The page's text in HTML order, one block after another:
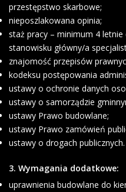
przestępstwo skarbowe;
nieposzlakowana opinia;
staż pracy – minimum 4
stanowisku główny/a
znajomość przepisów
kodeksu postępowania
ustawy o ochronie danych
ustawy o samorządzie
ustawy Prawo budowlane;
ustawy Prawo zamówień
ustawy o drogach publicznych.
3. Wymagania dodatkowe:
uprawnienia budowlane do